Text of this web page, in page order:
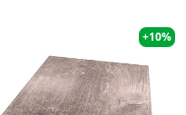
+10%